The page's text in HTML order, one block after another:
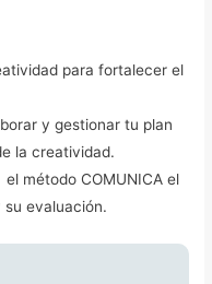
para fortalecer el
y gestionar tu plan
la creatividad.
método COMUNICA el
su evaluación.